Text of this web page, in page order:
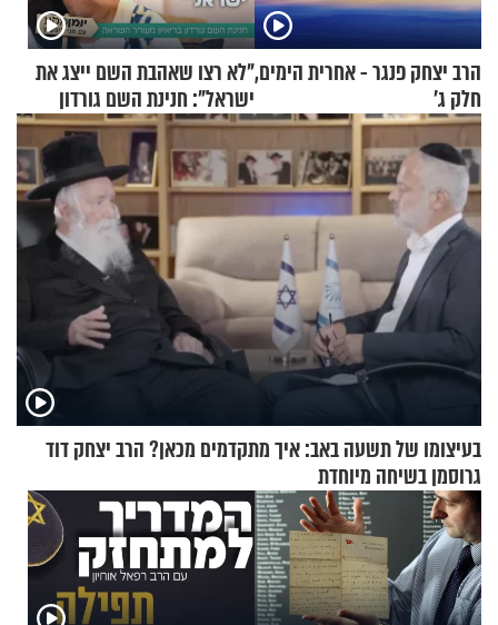
הרב יצחק פנגר - אחרית הימים,
חלק ג’
"לא רצו שאהבת השם ייצג את
ישראל": חנינת השם גורדון
בריאיון מעורר השראה
בעיצומו של תשעה באב: איך מתקדמים מכאן? הרב יצחק דוד
גרוסמן בשיחה מיוחדת